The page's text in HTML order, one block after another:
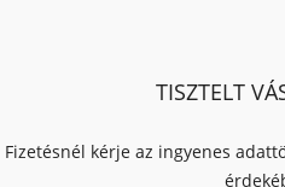
TISZTELT
Fizetésnél kérje az ingyenes